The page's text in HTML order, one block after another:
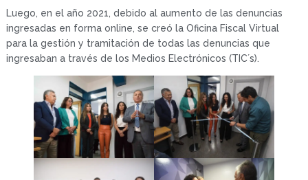
Luego, en el año 2021, debido al aumento de las denuncias
ingresadas en forma online, se creó la Oficina Fiscal Virtual
para la gestión y tramitación de todas las denuncias que
ingresaban a través de los Medios Electrónicos (TIC´s).